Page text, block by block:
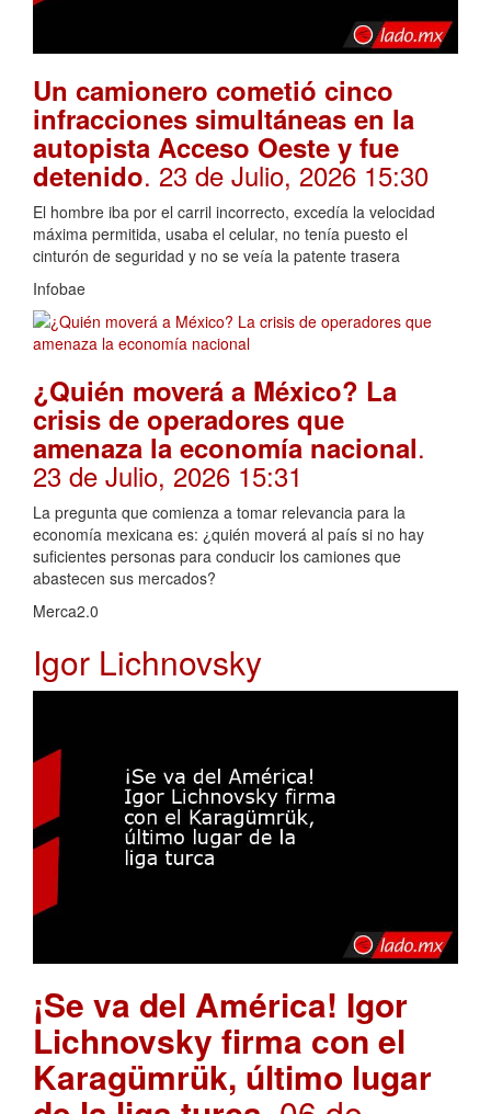
Un camionero cometió cinco
infracciones simultáneas en la
autopista Acceso Oeste y fue
detenido. 23 de Julio, 2026 15:30
El hombre iba por el carril incorrecto, excedía la velocidad
máxima permitida, usaba el celular, no tenía puesto el
cinturón de seguridad y no se veía la patente trasera
Infobae
¿Quién moverá a México? La
crisis de operadores que
amenaza la economía nacional.
23 de Julio, 2026 15:31
La pregunta que comienza a tomar relevancia para la
economía mexicana es: ¿quién moverá al país si no hay
suficientes personas para conducir los camiones que
abastecen sus mercados?
Merca2.0
Igor Lichnovsky
¡Se va del América! Igor
Lichnovsky firma con el
Karagümrük, último lugar